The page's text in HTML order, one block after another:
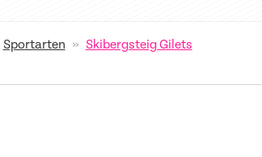
Sportarten » Skibergsteig Gilets